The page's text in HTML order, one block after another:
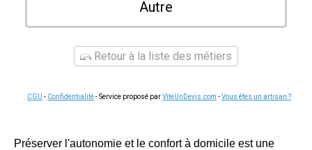
Autre
Retour à la liste des métiers
CGU - Confidentialité- Service proposé parViteUnDevis.com -Vous êtes un artisan ?
Préserver l'autonomie et le confort à domicile est une